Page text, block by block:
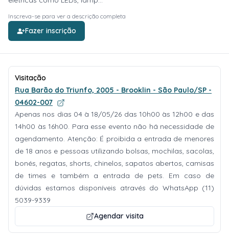
Inscreva-se para ver a descrição completa
Fazer inscrição
Visitação
Rua Barão do Triunfo, 2005 - Brooklin - São Paulo/SP -
04602-007
Apenas nos dias 04 à 18/05/26 das 10h00 às 12h00 e das
14h00 às 16h00. Para esse evento não há necessidade de
agendamento. Atenção: É proibida a entrada de menores
de 18 anos e pessoas utilizando bolsas, mochilas, sacolas,
bonés, regatas, shorts, chinelos, sapatos abertos, camisas
de times e também a entrada de pets. Em caso de
dúvidas estamos disponíveis através do WhatsApp (11)
5039-9339
Agendar visita